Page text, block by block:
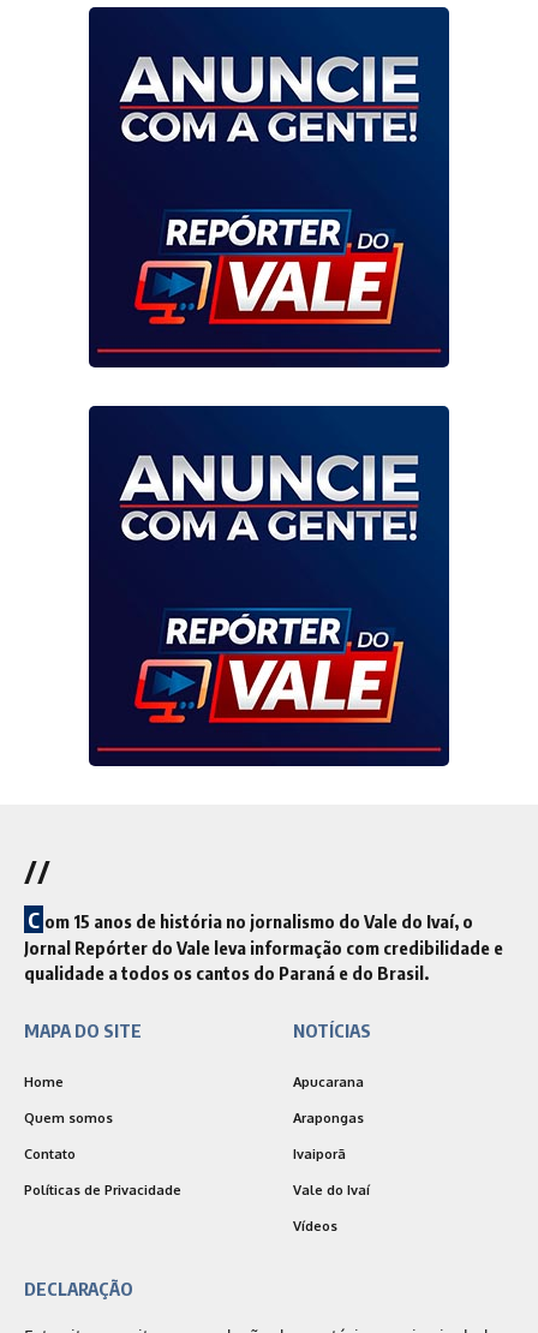
//
C om 15 anos de história no jornalismo do Vale do Ivaí, o
Jornal Repórter do Vale leva informação com credibilidade e
qualidade a todos os cantos do Paraná e do Brasil.
MAPA DO SITE
Home
Quem somos
Contato
Políticas de Privacidade
NOTÍCIAS
Apucarana
Arapongas
Ivaiporã
Vale do Ivaí
Vídeos
DECLARAÇÃO